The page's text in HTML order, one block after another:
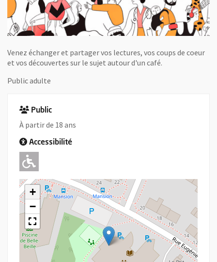
Venez échanger et partager vos lectures, vos coups de coeur
et vos découvertes sur le sujet autour d'un café.
Public adulte
Public
À partir de 18 ans
Accessibilité
Adapté pour l'handicap Moteur
+
−